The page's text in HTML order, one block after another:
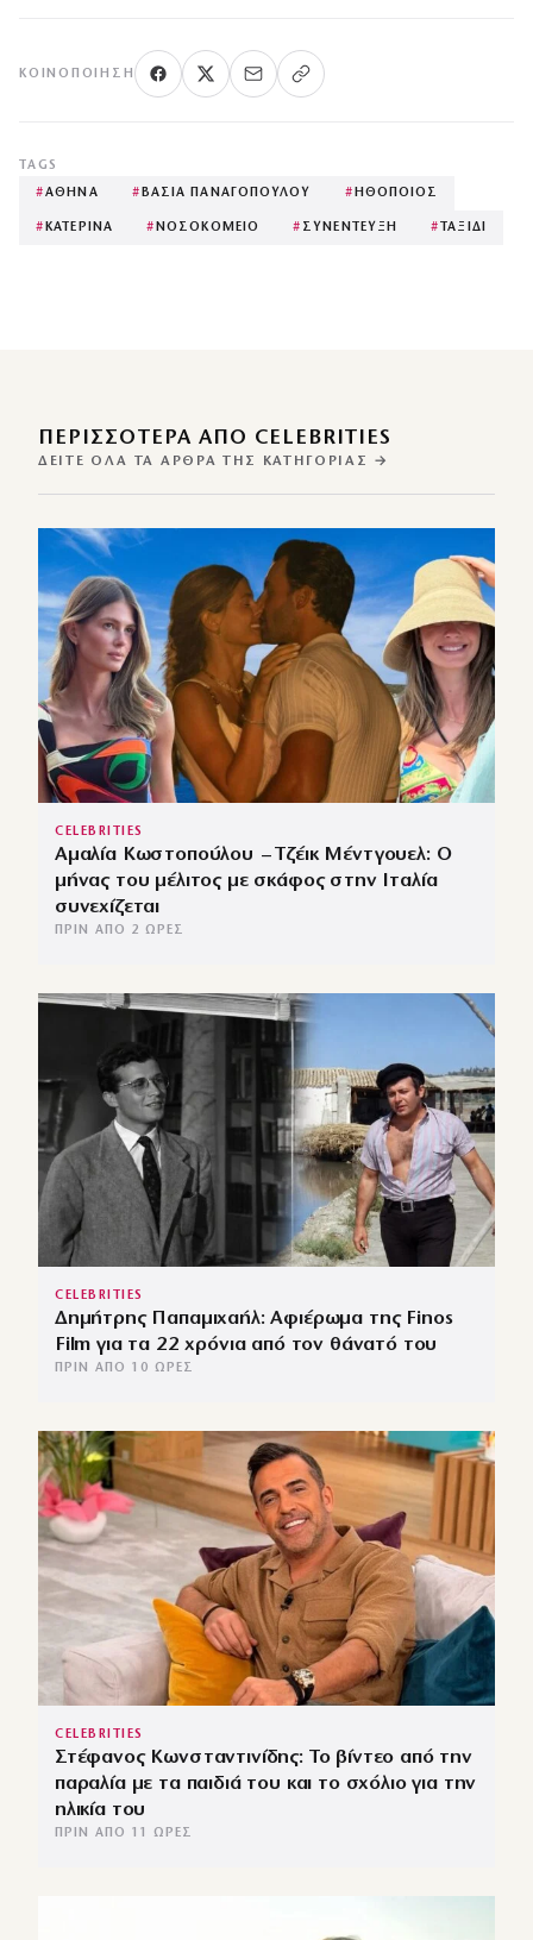
ΚΟΙΝΟΠΟΊΗΣΗ
TAGS
#ΑΘΗΝΑ #ΒΑΣΙΑ ΠΑΝΑΓΟΠΟΥΛΟΥ #ΗΘΟΠΟΙΟΣ
#ΚΑΤΕΡΙΝΑ #ΝΟΣΟΚΟΜΕΙΟ # ΣΥΝΕΝΤΕΥΞΗ # ΤΑΞΙΔΙ
ΠΕΡΙΣΣΌΤΕΡΑ ΑΠΌ CELEBRITIES
ΔΕΊΤΕ ΌΛΑ ΤΑ ΆΡΘΡΑ ΤΗΣ ΚΑΤΗΓΟΡΊΑΣ →
CELEBRITIES
Αμαλία Κωστοπούλου – Τζέικ Μέντγουελ: Ο
μήνας του μέλιτος με σκάφος στην Ιταλία
συνεχίζεται
ΠΡΙΝ ΑΠΌ 2 ΏΡΕΣ
CELEBRITIES
Δημήτρης Παπαμιχαήλ: Αφιέρωμα της Finos
Film για τα 22 χρόνια από τον θάνατό του
ΠΡΙΝ ΑΠΌ 10 ΏΡΕΣ
CELEBRITIES
Στέφανος Κωνσταντινίδης: Το βίντεο από την
παραλία με τα παιδιά του και το σχόλιο για την
ηλικία του
ΠΡΙΝ ΑΠΌ 11 ΏΡΕΣ